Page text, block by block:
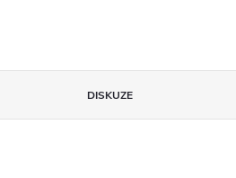
DISKUZE